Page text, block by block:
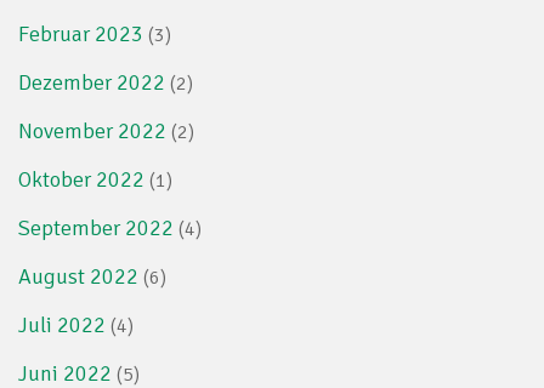
Februar 2023 (3)
Dezember 2022 (2)
November 2022 (2)
Oktober 2022 (1)
September 2022 (4)
August 2022 (6)
Juli 2022 (4)
Juni 2022 (5)